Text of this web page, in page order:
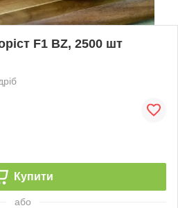
F1 BZ, 2500 шт
Купити
або